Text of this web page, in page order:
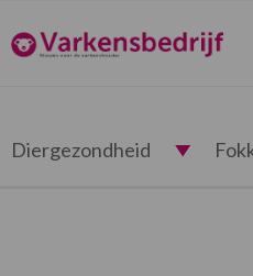
de
hoofdnavigatie
de
hoofd
de
eerste
de
voettekst
Varkensbedrijf.nl
Diergezondheid